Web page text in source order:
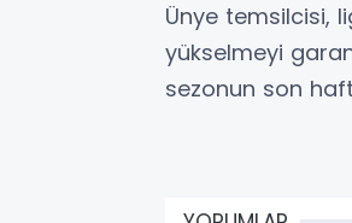
Ünye temsilcisi,
yükselmeyi
sezonun son